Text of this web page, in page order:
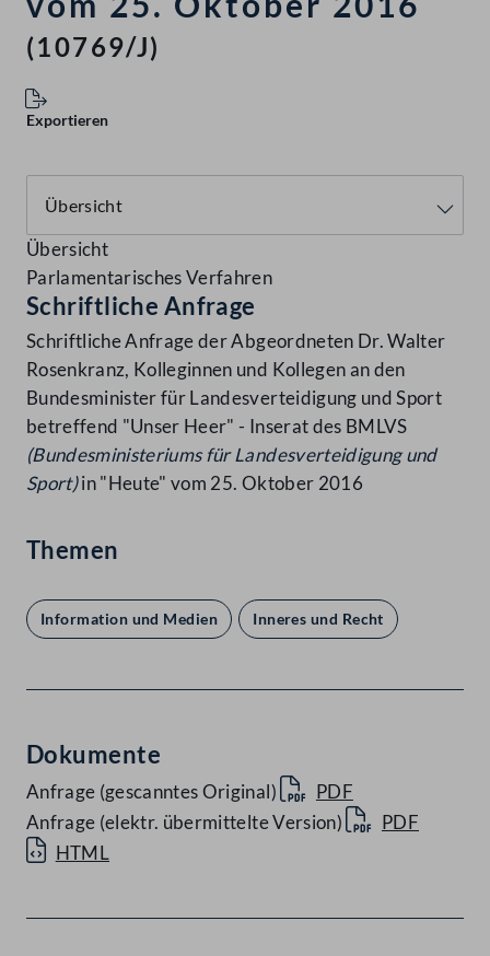
(10769/J)
Exportieren
Übersicht
Parlamentarisches Verfahren
Schriftliche Anfrage
Schriftliche Anfrage der Abgeordneten Dr. Walter
Rosenkranz, Kolleginnen und Kollegen an den
Bundesminister für Landesverteidigung und Sport
betreffend "Unser Heer" - Inserat des BMLVS
(Bundesministeriums für Landesverteidigung und
Sport)in "Heute" vom 25. Oktober 2016
Themen
Information und Medien Inneres und Recht
Dokumente
Anfrage (gescanntes Original)
PDF
Anfrage (elektr. übermittelte Version)
PDF
HTML